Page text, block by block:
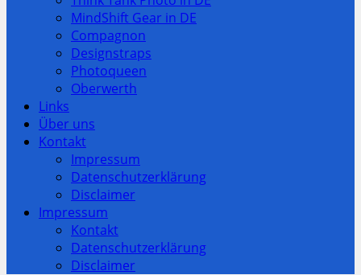
MindShift Gear in DE
Compagnon
Designstraps
Photoqueen
Oberwerth
Links
Über uns
Kontakt
Impressum
Datenschutzerklärung
Disclaimer
Impressum
Kontakt
Datenschutzerklärung
Disclaimer